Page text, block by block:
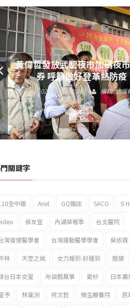
黃偉哲發放武聖夜市加碼夜
券 呼籲做好登革熱防疫
2023 年 9 月 23 日 編輯:總編
關鍵字
全中運 Ariel GQ雜誌 SACO S
侯友宜 內湖草莓季 台北醫院
灣復健醫學會 台灣運動醫學學會 吳依霖
林 天空之城 女力報到-好運到 婚變
台日本女星 布袋戲風箏 愛紗 日本
予 林瀛洲 柯文哲 樂生療養院 民